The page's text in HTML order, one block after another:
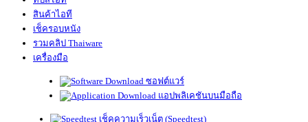
สินค้าไอที
เช็ครอบหนัง
รวมคลิป Thaiware
เครื่องมือ
ซอฟต์แวร์
แอปพลิเคชันบนมือถือ
เช็คความเร็วเน็ต (Speedtest)